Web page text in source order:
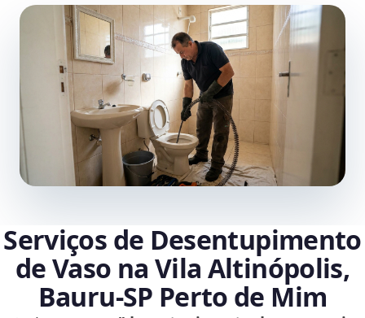
Serviços de Desentupimento
de Vaso na Vila Altinópolis,
Bauru‑SP Perto de Mim